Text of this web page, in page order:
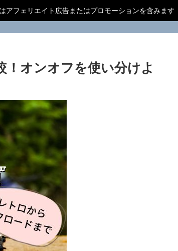
アフェリエイト広告またはプロモーションを含みます
オンオフを使い分けよ